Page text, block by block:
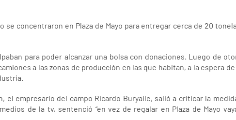
concentraron en Plaza de Mayo para entregar cerca de 20
para poder alcanzar una bolsa con donaciones. Luego de
a las zonas de producción en las que habitan, a la espera de
el empresario del campo Ricardo Buryaile, salió a criticar la
de la tv, sentenció “en vez de regalar en Plaza de Mayo